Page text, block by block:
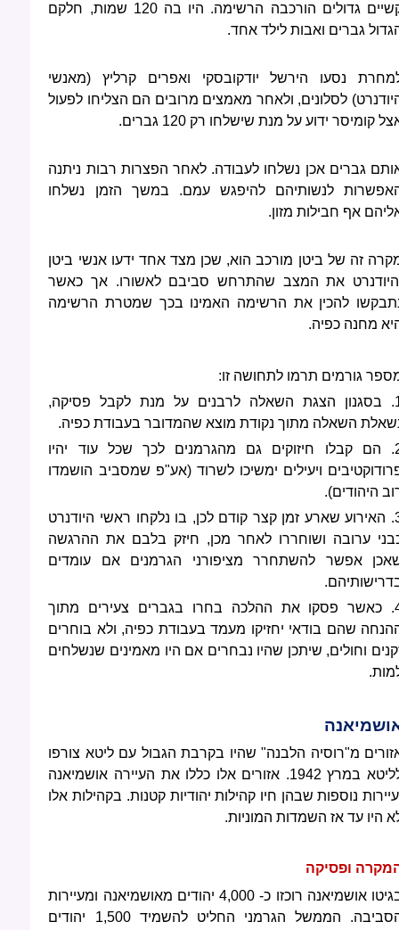
קשיים גדולים הורכבה הרשימה. היו בה 120 שמות, חלקם
גברים ואבות לילד אחד.
נסעו הירשל יודקובסקי ואפרים קרליץ (מאנשי
לסלונים, ולאחר מאמצים מרובים הם הצליחו לפעול
קומיסר ידוע על מנת שישלחו רק 120 גברים.
גברים אכן נשלחו לעבודה. לאחר הפצרות רבות ניתנה
לנשותיהם להיפגש עמם. במשך הזמן נשלחו
אף חבילות מזון.
זה של ביטן מורכב הוא, שכן מצד אחד ידעו אנשי ביטן
את המצב שהתרחש סביבם לאשורו. אך כאשר
להכין את הרשימה האמינו בכך שמטרת הרשימה
מחנה כפיה.
גורמים תרמו לתחושה זו:
1. בסגנון הצגת השאלה לרבנים על מנת לקבל פסיקה,
השאלה מתוך נקודת מוצא שהמדובר בעבודת כפיה.
2. הם קבלו חיזוקים גם מהגרמנים לכך שכל עוד יהיו
ויעילים ימשיכו לשרוד (אע"פ שמסביב הושמדו
היהודים).
3. האירוע שארע זמן קצר קודם לכן, בו נלקחו ראשי היודנרט
ערובה ושוחררו לאחר מכן, חיזק בלבם את ההרגשה
אפשר להשתחרר מציפורני הגרמנים אם עומדים
4. כאשר פסקו את ההלכה בחרו בגברים צעירים מתוך
שהם בודאי יחזיקו מעמד בעבודת כפיה, ולא בוחרים
וחולים, שיתכן שהיו נבחרים אם היו מאמינים שנשלחים
מ"רוסיה הלבנה" שהיו בקרבת הגבול עם ליטא צורפו
לליטא במרץ 1942. אזורים אלו כללו את העיירה אושמיאנה
נוספות שבהן חיו קהילות יהודיות קטנות. בקהילות אלו
היו עד אז השמדות המוניות.
ופסיקה
בגיטו אושמיאנה רוכזו כ- 4,000 יהודים מאושמיאנה ומעיירות
הסביבה. הממשל הגרמני החליט להשמיד 1,500 יהודים